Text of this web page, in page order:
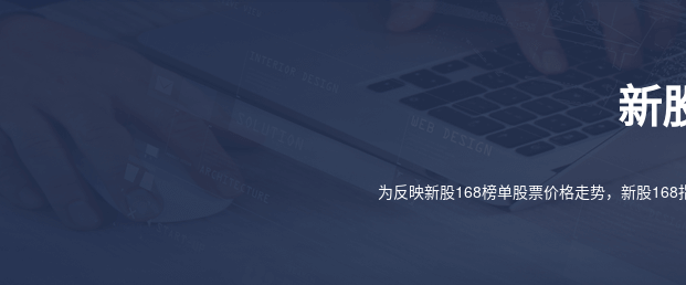
新
为反映新股168榜单股票价格走势，新股168